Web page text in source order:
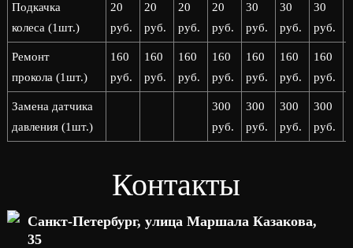
Подкачка
колеса (1шт.)
20
руб.
20
руб.
20
руб.
20
руб.
30
руб.
30
руб.
30
руб.
Ремонт
прокола (1шт.)
160
руб.
160
руб.
160
руб.
160
руб.
160
руб.
160
руб.
160
руб.
Замена датчика
давления (1шт.)
300
руб.
300
руб.
300
руб.
300
руб.
Контакты
Санкт-Петербург, улица Маршала Казакова,
35